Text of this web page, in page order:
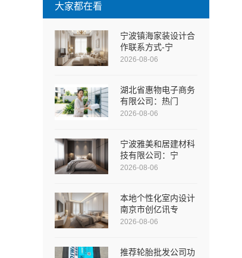
大家都在看
宁波镇海家装设计合
作联系方式-宁
2026-08-06
湖北省惠物电子商务
有限公司：热门
2026-08-06
宁波雅美和居建材科
技有限公司：宁
2026-08-06
本地个性化室内设计
南京市创亿讯专
2026-08-06
推荐轮胎批发公司功